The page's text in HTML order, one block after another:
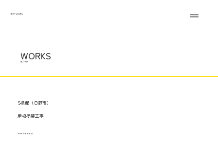
NEXT LEVEL
WORKS
施工事例
S様邸（日野市）
屋根塗装工事
2026年6月30日